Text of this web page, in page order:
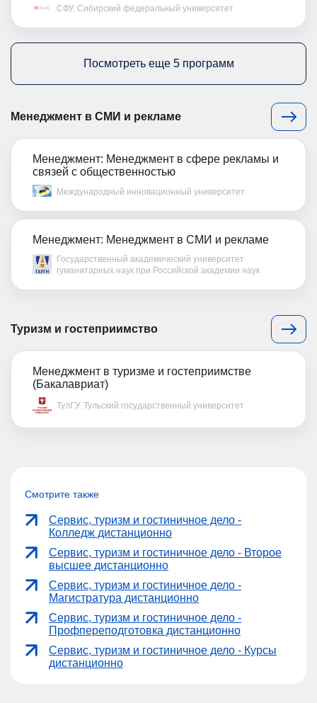
СФУ. Сибирский федеральный университет
Посмотреть еще 5 программ
Менеджмент в СМИ и рекламе
Менеджмент: Менеджмент в сфере рекламы и
связей с общественностью
Международный инновационный университет
Менеджмент: Менеджмент в СМИ и рекламе
Государственный академический университет
гуманитарных наук при Российской академии наук
Туризм и гостеприимство
Менеджмент в туризме и гостеприимстве
(Бакалавриат)
ТулГУ. Тульский государственный университет
Смотрите также
Сервис, туризм и гостиничное дело -
Колледж дистанционно
Сервис, туризм и гостиничное дело - Второе
высшее дистанционно
Сервис, туризм и гостиничное дело -
Магистратура дистанционно
Сервис, туризм и гостиничное дело -
Профпереподготовка дистанционно
Сервис, туризм и гостиничное дело - Курсы
дистанционно